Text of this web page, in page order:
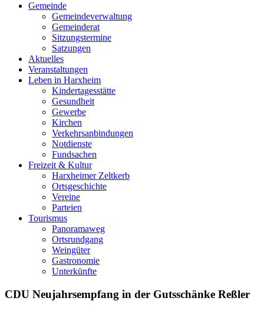
Gemeinde
Gemeindeverwaltung
Gemeinderat
Sitzungstermine
Satzungen
Aktuelles
Veranstaltungen
Leben in Harxheim
Kindertagesstätte
Gesundheit
Gewerbe
Kirchen
Verkehrsanbindungen
Notdienste
Fundsachen
Freizeit & Kultur
Harxheimer Zeltkerb
Ortsgeschichte
Vereine
Parteien
Tourismus
Panoramaweg
Ortsrundgang
Weingüter
Gastronomie
Unterkünfte
CDU Neujahrsempfang in der Gutsschänke Reßler